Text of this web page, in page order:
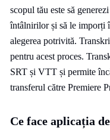
scopul tău este să
întâlnirilor și să le imporți
alegerea potrivită.
pentru acest proces.
SRT și VTT și permite
transferul către Premiere
Ce face aplicația